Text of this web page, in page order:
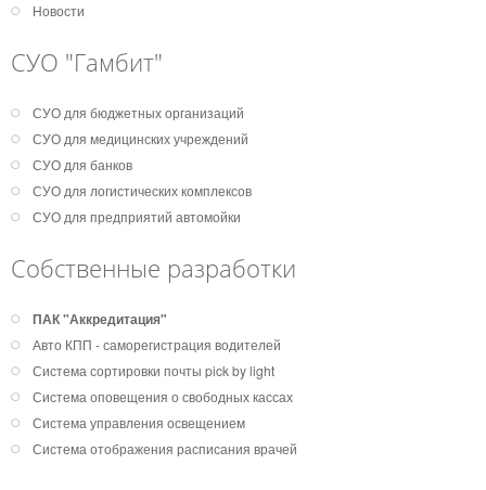
Новости
СУО "Гамбит"
СУО для бюджетных организаций
СУО для медицинских учреждений
СУО для банков
СУО для логистических комплексов
СУО для предприятий автомойки
Собственные разработки
ПАК "Аккредитация"
Авто КПП - саморегистрация водителей
Система сортировки почты pick by light
Система оповещения о свободных кассах
Система управления освещением
Система отображения расписания врачей